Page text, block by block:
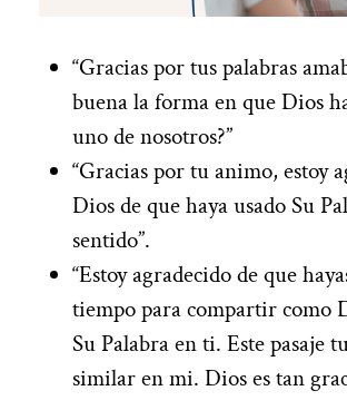
“Gracias por tus palabras
buena la forma en que Dios
uno de nosotros?”
“Gracias por tu animo, estoy
Dios de que haya usado Su
sentido”.
“Estoy agradecido de que
tiempo para compartir como
Su Palabra en ti. Este pasaje
similar en mi. Dios es tan